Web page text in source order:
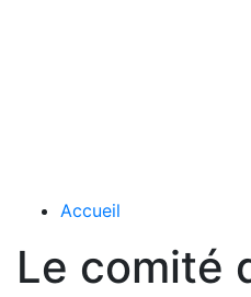
Accueil
Le comité